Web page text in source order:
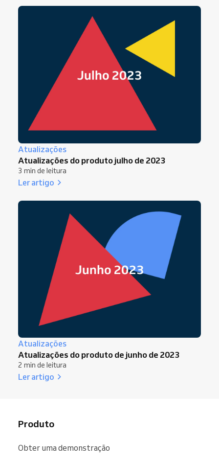
Atualizações
Atualizações do produto julho de 2023
3 min de leitura
Ler artigo
Atualizações
Atualizações do produto de junho de 2023
2 min de leitura
Ler artigo
Produto
Obter uma demonstração